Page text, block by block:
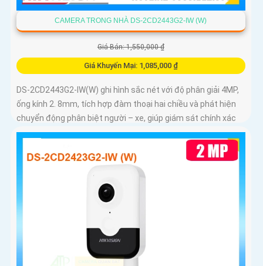
CAMERA TRONG NHÀ DS-2CD2443G2-IW (W)
Giá Bán: 1,550,000 ₫
Giá Khuyến Mại: 1,085,000 ₫
DS-2CD2443G2-IW(W) ghi hình sắc nét với độ phân giải 4MP,
ống kính 2. 8mm, tích hợp đàm thoại hai chiều và phát hiện
chuyển động phân biệt người – xe, giúp giám sát chính xác